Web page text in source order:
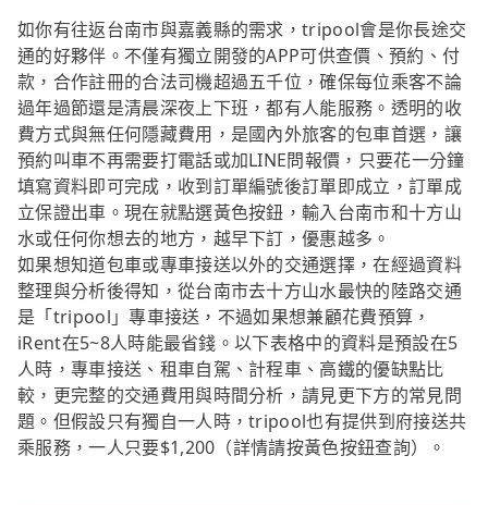
如你有往返台南市與嘉義縣的需求，tripool會是你長途交
通的好夥伴。不僅有獨立開發的APP可供查價、預約、付
款，合作註冊的合法司機超過五千位，確保每位乘客不論
過年過節還是清晨深夜上下班，都有人能服務。透明的收
費方式與無任何隱藏費用，是國內外旅客的包車首選，讓
預約叫車不再需要打電話或加LINE問報價，只要花一分鐘
填寫資料即可完成，收到訂單編號後訂單即成立，訂單成
立保證出車。現在就點選黃色按鈕，輸入台南市和十方山
水或任何你想去的地方，越早下訂，優惠越多。
如果想知道包車或專車接送以外的交通選擇，在經過資料
整理與分析後得知，從台南市去十方山水最快的陸路交通
是「tripool」專車接送，不過如果想兼顧花費預算，
iRent在5~8人時能最省錢。以下表格中的資料是預設在5
人時，專車接送、租車自駕、計程車、高鐵的優缺點比
較，更完整的交通費用與時間分析，請見更下方的常見問
題。但假設只有獨自一人時，tripool也有提供到府接送共
乘服務，一人只要$1,200（詳情請按黃色按鈕查詢）。